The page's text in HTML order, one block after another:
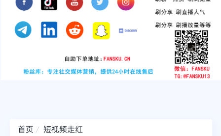
tiktok
youtube
instagram
首页
短视频走红